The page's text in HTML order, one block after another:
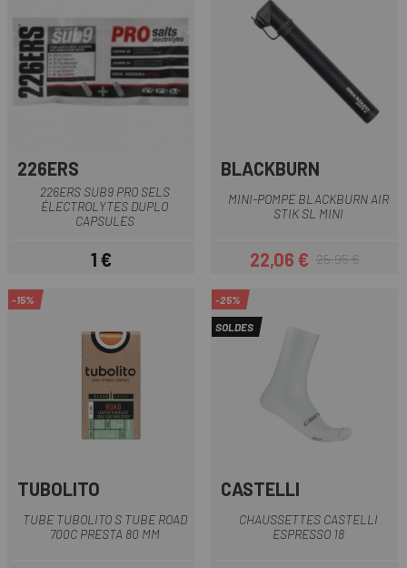
226ERS
226ERS SUB9 PRO SELS
ÉLECTROLYTES DUPLO
CAPSULES
Prix
1 €
BLACKBURN
MINI-POMPE BLACKBURN AIR
STIK SL MINI
Prix
22,06 €Prix habituel
25,95 €
-15%
TUBOLITO
TUBE TUBOLITO S TUBE ROAD
700C PRESTA 80 MM
-25%
SOLDES
CASTELLI
CHAUSSETTES CASTELLI
ESPRESSO 18